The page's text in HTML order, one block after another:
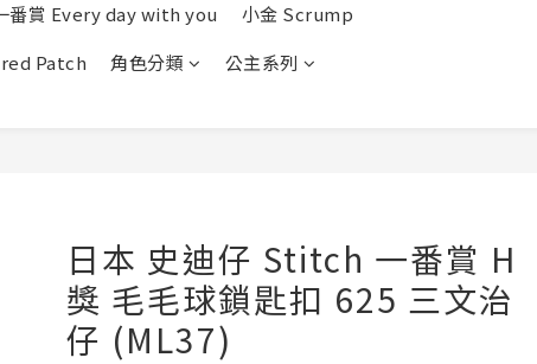
番賞 Every day with you
小金 Scrump
Patch 角色分類 公主系列
日本 史迪仔 Stitch 一番賞 H
獎 毛毛球鎖匙扣 625 三文治
仔 (ML37)